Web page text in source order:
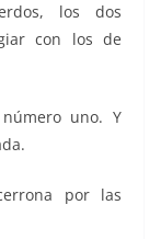
los dos
con los de
uno. Y
por las